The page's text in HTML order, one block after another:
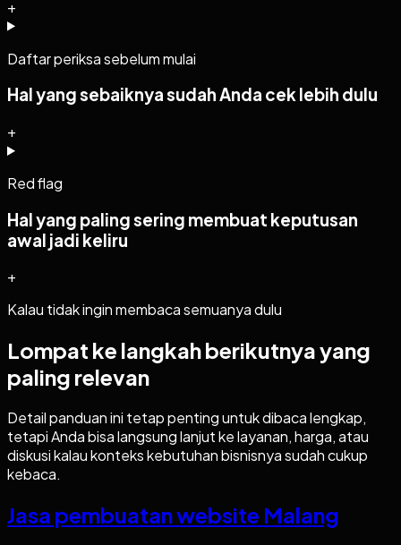
+
Daftar periksa sebelum mulai
Hal yang sebaiknya sudah Anda cek lebih dulu
+
Red flag
Hal yang paling sering membuat keputusan
awal jadi keliru
+
Kalau tidak ingin membaca semuanya dulu
Lompat ke langkah berikutnya yang
paling relevan
Detail panduan ini tetap penting untuk dibaca lengkap,
tetapi Anda bisa langsung lanjut ke layanan, harga, atau
diskusi kalau konteks kebutuhan bisnisnya sudah cukup
kebaca.
Jasa pembuatan website Malang